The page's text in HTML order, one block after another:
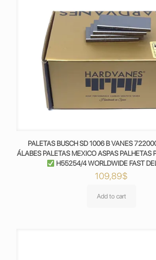
PALETAS BUSCH SD 1006 B VANES
ÁLABES PALETAS MEXICO ASPAS PALHETAS
H55254/4 WORLDWIDE FAST
109,89$
Add to cart